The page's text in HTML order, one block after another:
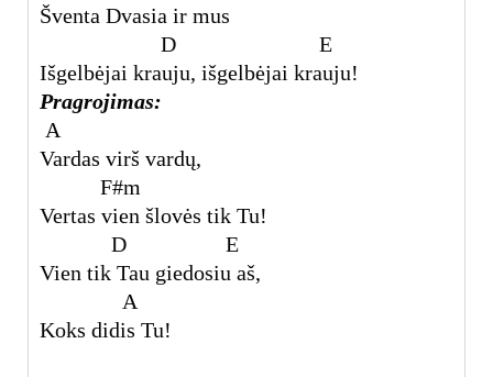
Šventa Dvasia ir mus
D E
Išgelbėjai krauju, išgelbėjai krauju!
Pragrojimas:
A
Vardas virš vardų,
F#m
Vertas vien šlovės tik Tu!
D E
Vien tik Tau giedosiu aš,
A
Koks didis Tu!